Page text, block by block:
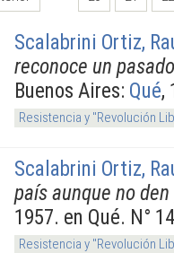
Scalabrini Ortiz,
reconoce un
Buenos Aires: Qué,
Resistencia y "Revolución
Scalabrini Ortiz,
país aunque no
1957. en Qué. N°
Resistencia y "Revolución